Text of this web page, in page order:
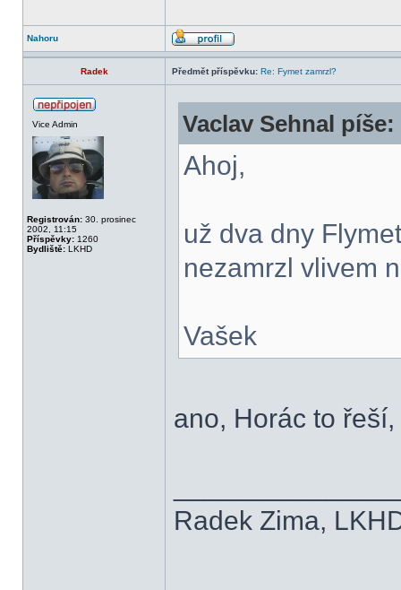
Nahoru
Radek Předmět příspěvku: Re: Fymet zamrzl?
Vice Admin
Registrován: 30. prosinec
2002, 11:15
Příspěvky: 1260
Bydliště: LKHD
Vaclav Sehnal píše:
Ahoj,
už dva dny
nezamrzl vlivem
Vašek
ano, Horác to
Radek Zima,